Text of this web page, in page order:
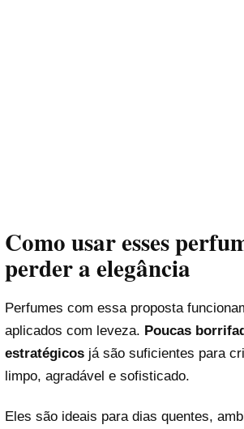
Como usar esses
perder a elegância
Perfumes com essa proposta
aplicados com leveza. Poucas
estratégicos já são suficientes para
limpo, agradável e sofisticado.
Eles são ideais para dias quentes,